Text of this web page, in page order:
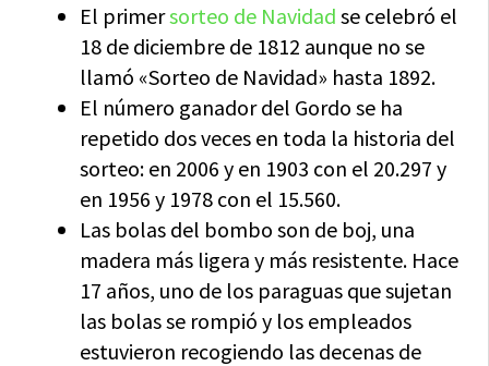
El primersorteo de Navidad se celebró el
18 de diciembre de 1812 aunque no se
llamó «Sorteo de Navidad» hasta 1892.
El número ganador del Gordo se ha
repetido dos veces en toda la historia del
sorteo: en 2006 y en 1903 con el 20.297 y
en 1956 y 1978 con el 15.560.
Las bolas del bombo son de boj, una
madera más ligera y más resistente. Hace
17 años, uno de los paraguas que sujetan
las bolas se rompió y los empleados
estuvieron recogiendo las decenas de